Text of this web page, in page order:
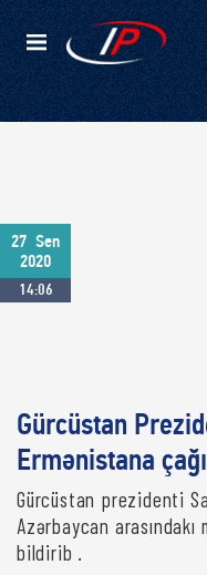
Kateqoriyalar
27 Sen
2020
14:06
Gürcüstan
Ermənistana
Gürcüstan prezidenti
Azərbaycan
bildirib .